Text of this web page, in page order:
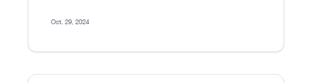
Oct. 29, 2024